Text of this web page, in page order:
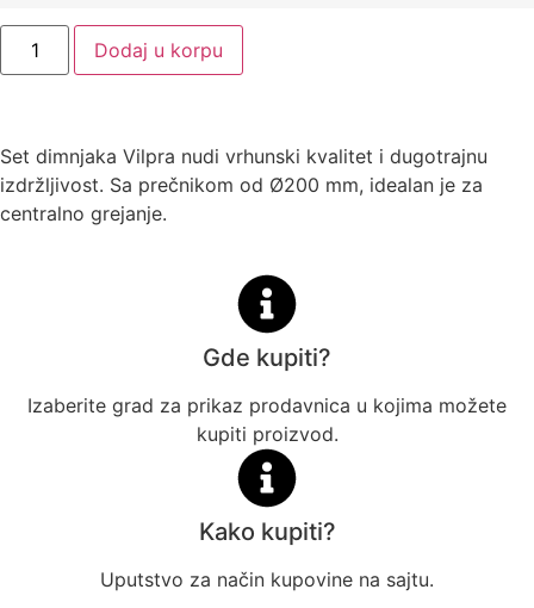
Dodaj u korpu
Set dimnjaka Vilpra nudi vrhunski kvalitet i dugotrajnu
izdržljivost. Sa prečnikom od Ø200 mm, idealan je za
centralno grejanje.
Gde kupiti?
Izaberite grad za prikaz prodavnica u kojima možete
kupiti proizvod.
Kako kupiti?
Uputstvo za način kupovine na sajtu.